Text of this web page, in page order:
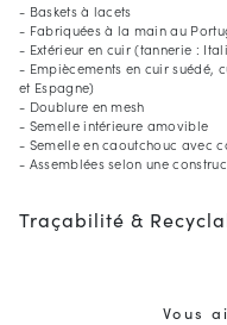
- Baskets à lacets
- Fabriquées à la main au
- Extérieur en cuir (tannerie :
- Empiècements en cuir suédé,
et Espagne)
- Doublure en mesh
- Semelle intérieure amovible
- Semelle en caoutchouc avec
- Assemblées selon une
Traçabilité &
Vous